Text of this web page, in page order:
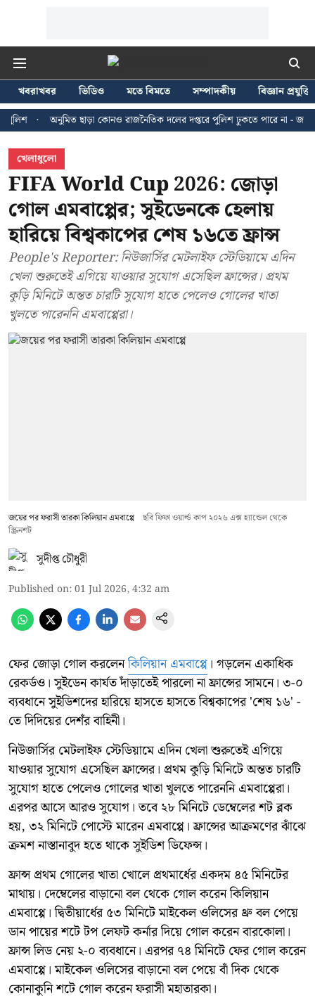
খবরাখবর ভিডিও মতে বিমতে সম্পাদকীয়
বিজ্ঞান প্রযুক্তি
অনুমিত ছাড়া কোনও রাজনৈতিক দলের দপ্তরে পুলিশ ঢুকতে পারে না - জন ব্রিটাস
খেলাধুলো
FIFA World Cup 2026: জোড়া
গোল এমবাপ্পের; সুইডেনকে হেলায়
হারিয়ে বিশ্বকাপের শেষ ১৬তে ফ্রান্স
People's Reporter: নিউজার্সির মেটলাইফ স্টেডিয়ামে এদিন
খেলা শুরুতেই এগিয়ে যাওয়ার সুযোগ এসেছিল ফ্রান্সের। প্রথম
কুড়ি মিনিটে অন্তত চারটি সুযোগ হাতে পেলেও গোলের খাতা
খুলতে পারেননি এমবাপ্পেরা।
জয়ের পর ফরাসী তারকা কিলিয়ান এমবাপ্পে
ছবি ফিফা ওয়ার্ল্ড কাপ ২০২৬ এক্স হ্যান্ডেল থেকে
স্ক্রিনশট
সুদীপ্ত চৌধুরী
Published on:01 Jul 2026, 4:32 am
ফের জোড়া গোল করলেনকিলিয়ান এমবাপ্পে। গড়লেন একাধিক
রেকর্ডও। সুইডেন কার্যত দাঁড়াতেই পারলো না ফ্রান্সের সামনে। ৩-০
ব্যবধানে সুইডিশদের হারিয়ে হাসতে হাসতে বিশ্বকাপের 'শেষ ১৬' -
তে দিদিয়ের দেশঁর বাহিনী।
নিউজার্সির মেটলাইফ স্টেডিয়ামে এদিন খেলা শুরুতেই এগিয়ে
যাওয়ার সুযোগ এসেছিল ফ্রান্সের। প্রথম কুড়ি মিনিটে অন্তত চারটি
সুযোগ হাতে পেলেও গোলের খাতা খুলতে পারেননি এমবাপ্পেরা।
এরপর আসে আরও সুযোগ। তবে ২৮ মিনিটে ডেম্বেলের শট ব্লক
হয়, ৩২ মিনিটে পোস্টে মারেন এমবাপ্পে। ফ্রান্সের আক্রমণের ঝাঁঝে
ক্রমশ নাস্তানাবুদ হতে থাকে সুইডিশ ডিফেন্স।
ফ্রান্স প্রথম গোলের খাতা খোলে প্রথমার্ধের একদম ৪৫ মিনিটের
মাথায়। দেম্বেলের বাড়ানো বল থেকে গোল করেন কিলিয়ান
এমবাপ্পে। দ্বিতীয়ার্ধের ৫৩ মিনিটে মাইকেল ওলিসের থ্রু বল পেয়ে
ডান পায়ের শটে টপ লেফট কর্নার দিয়ে গোল করেন বারকোলা।
ফ্রান্স লিড নেয় ২-০ ব্যবধানে। এরপর ৭৪ মিনিটে ফের গোল করেন
এমবাপ্পে। মাইকেল ওলিসের বাড়ানো বল পেয়ে বাঁ দিক থেকে
কোনাকুনি শটে গোল করেন ফরাসী মহাতারকা।